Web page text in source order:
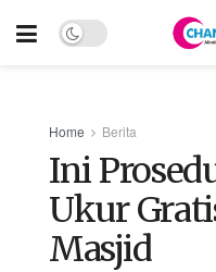
Home Berita
Ini
Ukur
Masjid